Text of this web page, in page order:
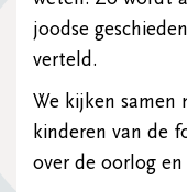
joodse
verteld.
We kijken samen
kinderen van de
over de oorlog